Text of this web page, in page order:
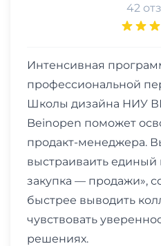
42
Интенсивная
профессиональной
Школы дизайна НИУ
Beinopen поможет
продакт-менеджера.
выстраиваить единый
закупка — продажи»,
быстрее выводить
чувствовать
решениях.